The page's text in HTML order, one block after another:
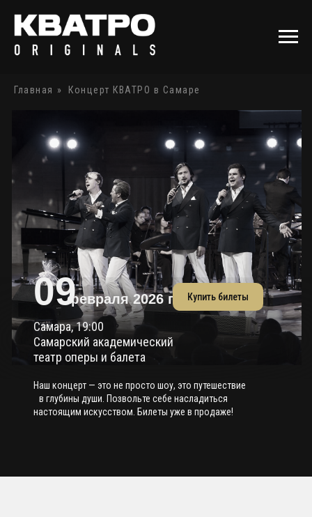
Главная » Концерт КВАТРО в Самаре
Наш концерт — это не просто шоу, это путешествие
в глубины души. Позвольте себе насладиться
настоящим искусством. Билеты уже в продаже!
Самара, 19:00
Самарский академический
театр оперы и балета
09февраля 2026 г. Купить билеты